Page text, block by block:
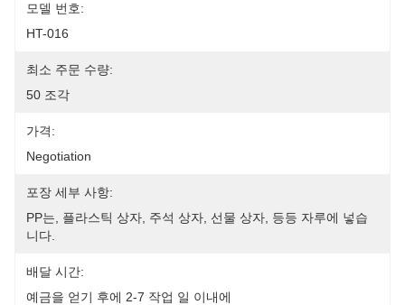
모델 번호:
HT-016
최소 주문 수량:
50 조각
가격:
Negotiation
포장 세부 사항:
PP는, 플라스틱 상자, 주석 상자, 선물 상자, 등등 자루에 넣습
니다.
배달 시간:
예금을 얻기 후에 2-7 작업 일 이내에